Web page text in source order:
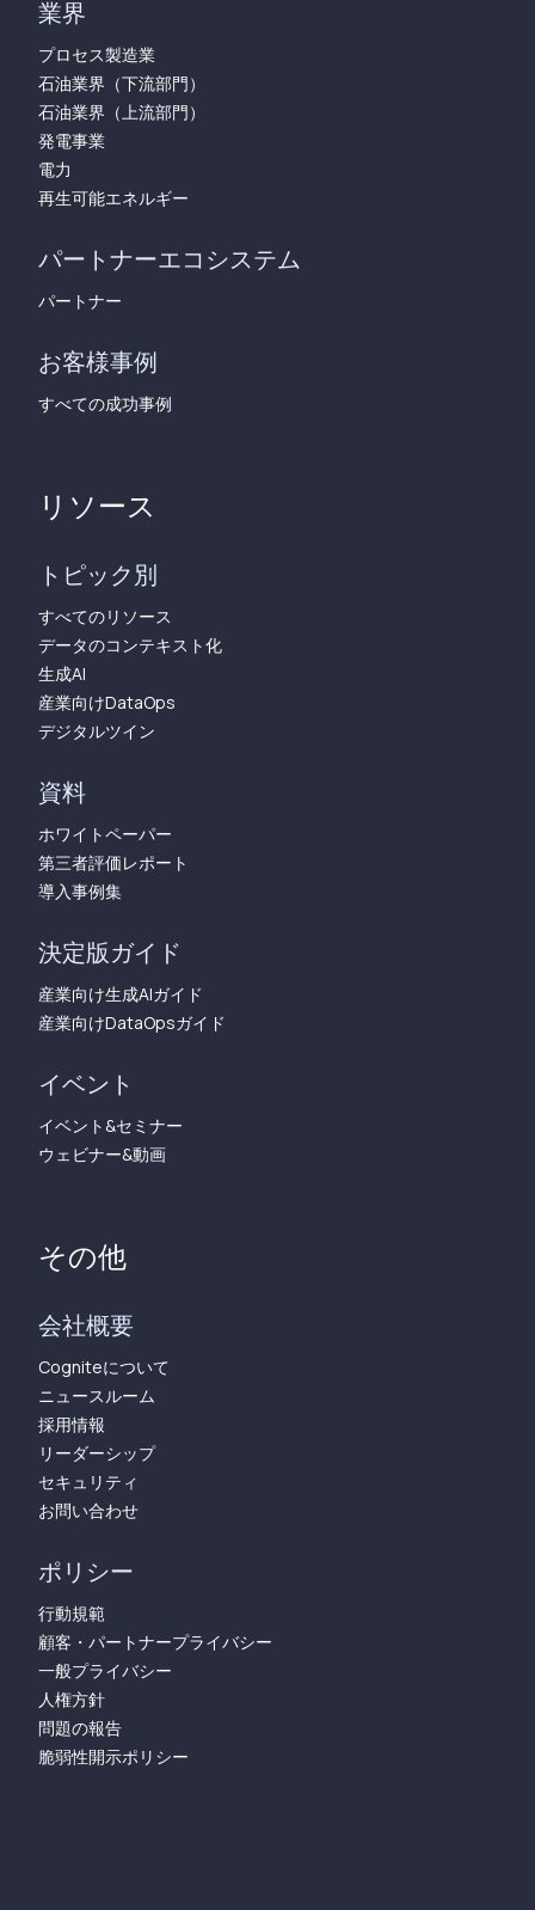
業界
プロセス製造業
石油業界（下流部門）
石油業界（上流部門）
発電事業
電力
再生可能エネルギー
パートナーエコシステム
パートナー
お客様事例
すべての成功事例
リソース
トピック別
すべてのリソース
データのコンテキスト化
生成AI
産業向けDataOps
デジタルツイン
資料
ホワイトペーパー
第三者評価レポート
導入事例集
決定版ガイド
産業向け生成AIガイド
産業向けDataOpsガイド
イベント
イベント&セミナー
ウェビナー&動画
その他
会社概要
Cogniteについて
ニュースルーム
採用情報
リーダーシップ
セキュリティ
お問い合わせ
ポリシー
行動規範
顧客・パートナープライバシー
一般プライバシー
人権方針
問題の報告
脆弱性開示ポリシー